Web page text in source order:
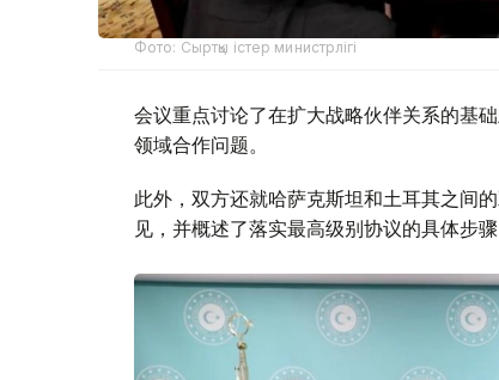
Фото: Сыртқы істер министрлігі
会议重点讨论了在扩大战略伙伴关系的基
领域合作问题。
此外，双方还就哈萨克斯坦和土耳其之间
见，并概述了落实最高级别协议的具体步骤